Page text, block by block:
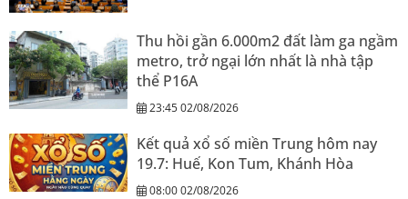
Thu hồi gần 6.000m2 đất làm ga ngầm
metro, trở ngại lớn nhất là nhà tập
thể P16A
23:45 02/08/2026
Kết quả xổ số miền Trung hôm nay
19.7: Huế, Kon Tum, Khánh Hòa
08:00 02/08/2026